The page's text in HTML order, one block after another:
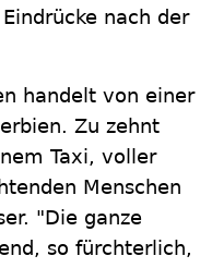
nach der
handelt von einer
Zu zehnt
Taxi, voller
Menschen
"Die ganze
so fürchterlich,